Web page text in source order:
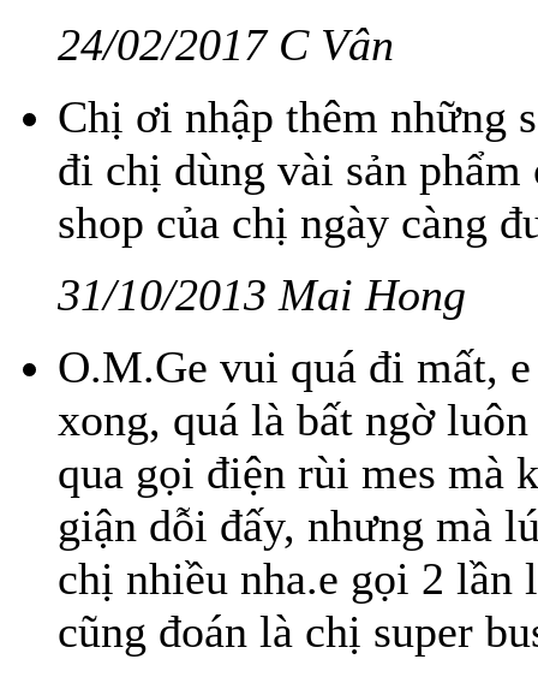
24/02/2017 C Vân
Chị ơi nhập thêm những
đi chị dùng vài sản
shop của chị ngày càng
31/10/2013 Mai Hong
O.M.Ge vui quá đi mất,
xong, quá là bất ngờ
qua gọi điện rùi mes mà
giận dỗi đấy, nhưng mà
chị nhiều nha.e gọi 2 lần
cũng đoán là chị super